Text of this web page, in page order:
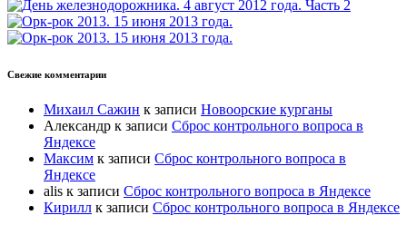
Свежие комментарии
Михаил Сажин к записи Новоорские курганы
Александр к записи Сброс контрольного вопроса в
Яндексе
Максим к записи Сброс контрольного вопроса в
Яндексе
alis к записи Сброс контрольного вопроса в Яндексе
Кирилл к записи Сброс контрольного вопроса в Яндексе